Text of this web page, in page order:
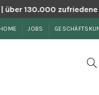
130.000 zufriedene
HOME JOBS